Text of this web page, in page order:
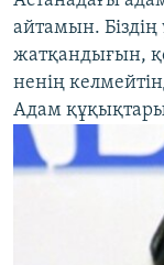
айтамын.
жатқандығын,
ненің
Адам